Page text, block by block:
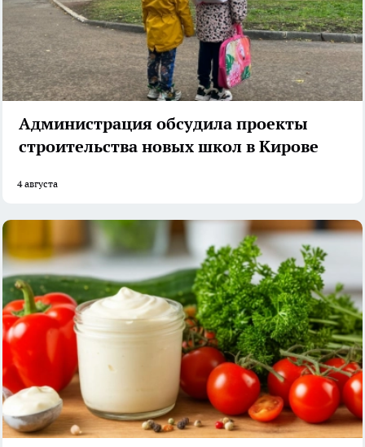
Администрация обсудила проекты
строительства новых школ в Кирове
4 августа